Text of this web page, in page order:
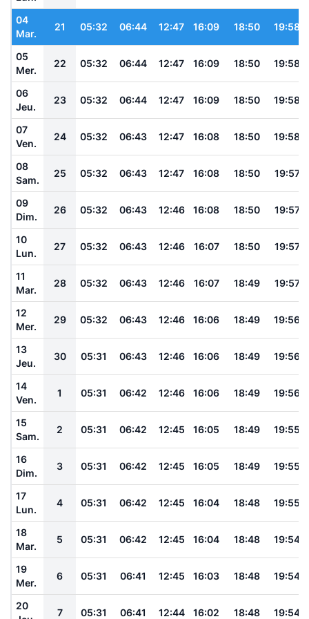
04
Mar.
21 05:32 06:44 12:47 16:09 18:50 19:58
05
Mer.
22 05:32 06:44 12:47 16:09 18:50 19:58
06
Jeu.
23 05:32 06:44 12:47 16:09 18:50 19:58
07
Ven.
24 05:32 06:43 12:47 16:08 18:50 19:58
08
Sam.
25 05:32 06:43 12:47 16:08 18:50 19:57
09
Dim.
26 05:32 06:43 12:46 16:08 18:50 19:57
10
Lun.
27 05:32 06:43 12:46 16:07 18:50 19:57
11
Mar.
28 05:32 06:43 12:46 16:07 18:49 19:57
12
Mer.
29 05:32 06:43 12:46 16:06 18:49 19:56
13
Jeu.
30 05:31 06:43 12:46 16:06 18:49 19:56
14
Ven.
1 05:31 06:42 12:46 16:06 18:49 19:56
15
Sam.
2 05:31 06:42 12:45 16:05 18:49 19:55
16
Dim.
3 05:31 06:42 12:45 16:05 18:49 19:55
17
Lun.
4 05:31 06:42 12:45 16:04 18:48 19:55
18
Mar.
5 05:31 06:42 12:45 16:04 18:48 19:54
19
Mer.
6 05:31 06:41 12:45 16:03 18:48 19:54
20
7 05:31 06:41 12:44 16:02 18:48 19:54